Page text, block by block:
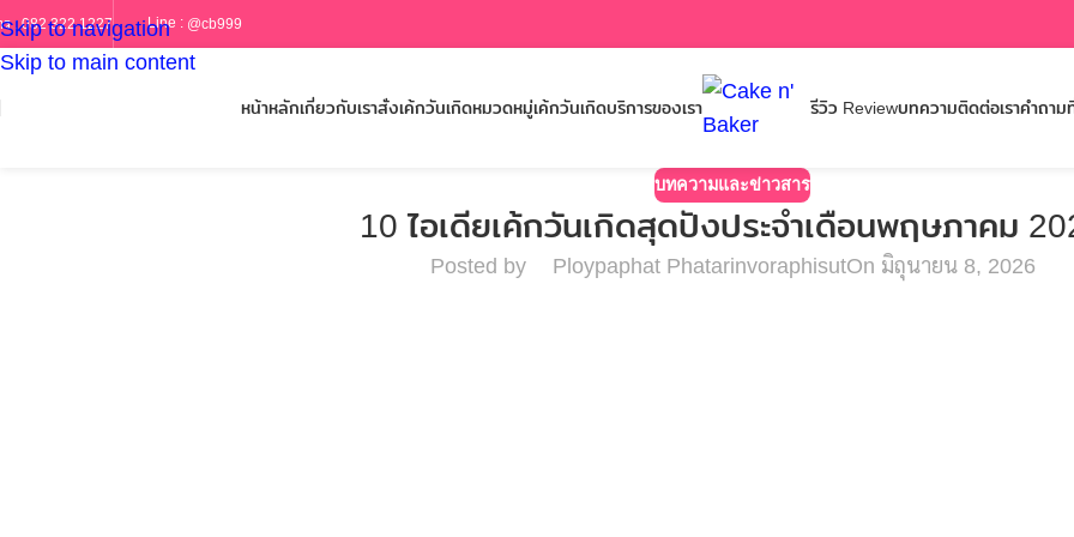
Skip to navigation
Skip to main content
ร : 082 322 1227 Line : @cb999
หน้าหลักเกี่ยวกับเราสั่งเค้กวันเกิดหมวดหมู่เค้กวันเกิดบริการของเรา รีวิว Reviewบทความติดต่อเราคำถาม
บทความและข่าวสาร
10 ไอเดียเค้กวันเกิดสุดปังประจำเดือนพฤษภาคม
Posted by Ploypaphat PhatarinvoraphisutOn มิถุนายน 8, 2026